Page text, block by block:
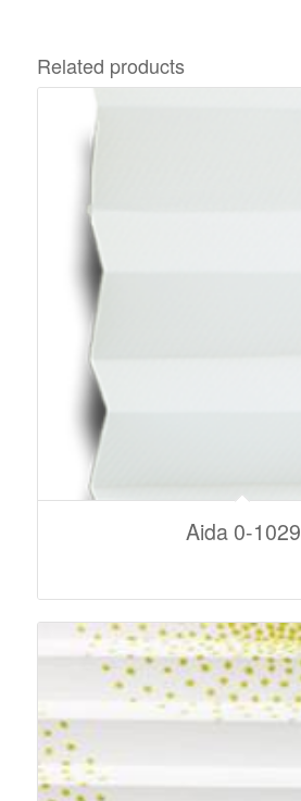
Related products
Aida 0-1029